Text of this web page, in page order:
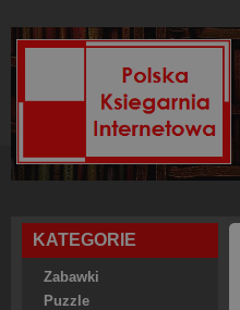
KATEGORIE
Zabawki
Puzzle